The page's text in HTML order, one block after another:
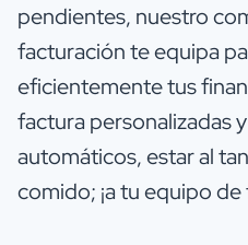
pendientes, nuestro
facturación te equipa
eficientemente tus
factura personalizadas
automáticos, estar al
comido; ¡a tu equipo